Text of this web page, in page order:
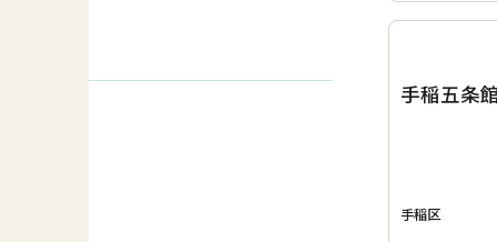
手稲五条
手稲区